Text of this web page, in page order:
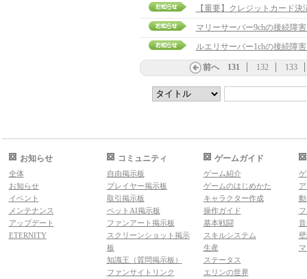
【重要】クレジットカード
マリーサーバー9chの接続障
ルエリサーバー1chの接続障
前へ 131 132 133
お知らせ
全体
お知らせ
イベント
メンテナンス
アップデート
ETERNITY
コミュニティ
自由掲示板
プレイヤー掲示板
取引掲示板
ペットAI掲示板
ファンアート掲示板
スクリーンショット掲示
板
知識王（質問掲示板）
ファンサイトリンク
ゲームガイド
ゲーム紹介
ゲームのはじめかた
キャラクター作成
操作ガイド
基本戦闘
スキルシステム
生産
ステータス
エリンの世界